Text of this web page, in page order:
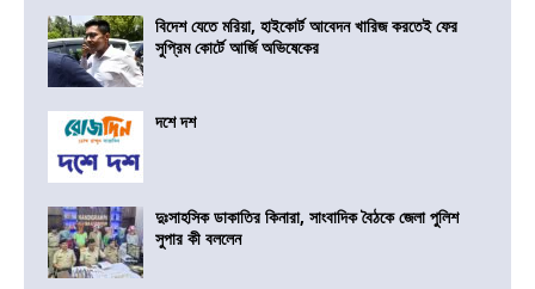
বিদেশ যেতে মরিয়া, হাইকোর্ট আবেদন খারিজ করতেই ফের
সুপ্রিম কোর্টে আর্জি অভিষেকের
দশে দশ
দুঃসাহসিক ডাকাতির কিনারা, সাংবাদিক বৈঠকে জেলা পুলিশ
সুপার কী বললেন